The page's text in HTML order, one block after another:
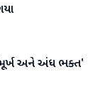
'મૂર્ખ અને અંધ ભક્ત'